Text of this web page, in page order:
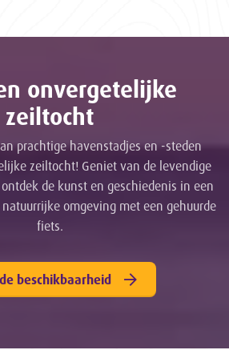
onvergetelijke
zeiltocht
prachtige havenstadjes en -steden
zeiltocht! Geniet van de levendige
de kunst en geschiedenis in een
omgeving met een gehuurde
fiets.
beschikbaarheid